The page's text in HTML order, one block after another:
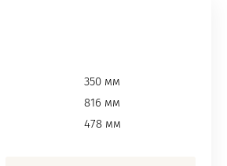
350 мм
816 мм
478 мм